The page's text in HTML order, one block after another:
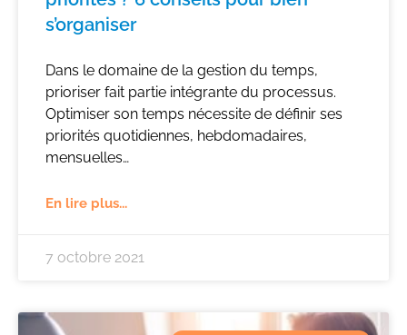
s’organiser
Dans le domaine de la gestion du temps,
prioriser fait partie intégrante du processus.
Optimiser son temps nécessite de définir ses
priorités quotidiennes, hebdomadaires,
mensuelles…
En lire plus...
7 octobre 2021